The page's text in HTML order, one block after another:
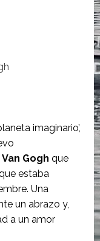
imaginario’,
Gogh que
estaba
Una
un abrazo y,
a un amor